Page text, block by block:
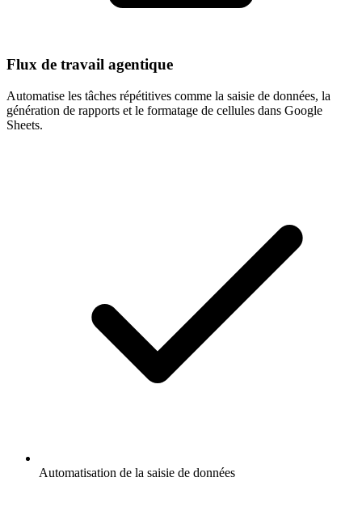
Flux de travail agentique
Automatise les tâches répétitives comme la saisie de données, la
génération de rapports et le formatage de cellules dans Google
Sheets.
Automatisation de la saisie de données